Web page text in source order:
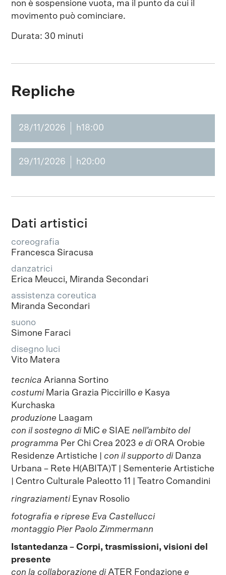
non è sospensione vuota, ma il punto da cui il
movimento può cominciare.
Durata: 30 minuti
Repliche
28/11/2026 h18:00
29/11/2026 h20:00
Dati artistici
coreografia
Francesca Siracusa
danzatrici
Erica Meucci, Miranda Secondari
assistenza coreutica
Miranda Secondari
suono
Simone Faraci
disegno luci
Vito Matera
tecnica Arianna Sortino
costumiMaria Grazia Piccirilloe Kasya
Kurchaska
produzione Laagam
con il sostegno di MiCe SIAE nell’ambito del
programma Per Chi Crea 2023e di ORA Orobie
Residenze Artistiche |con il supporto di Danza
Urbana – Rete H(ABITA)T | Sementerie Artistiche
| Centro Culturale Paleotto 11 | Teatro Comandini
ringraziamenti Eynav Rosolio
fotografia e riprese Eva Castellucci
montaggio Pier Paolo Zimmermann
Istantedanza – Corpi, trasmissioni, visioni del
presente
con la collaborazione diATER Fondazionee